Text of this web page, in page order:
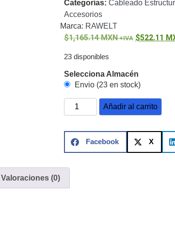
BalaCodificadores y
Fisheye y HemisféricasLente Motorizado
TérmicasWiFi / 4G / Inalámbricas
Domo / Eyeball / Turret
Videograbadoras Analógicas - TurboHD TVI /
Fuentes de AlimentaciónFuentes de Alimentación
PoE de Largo AlcanceUPS - No
TurboHD de 8 Canales
Categorías: Cableado
Accesorios
Marca: RAWELT
1,165.14MXN 522.11
23 disponibles
Selecciona Almacén
Envio (23 en stock)
Añadir al carrito
Facebook X
Valoraciones (0)